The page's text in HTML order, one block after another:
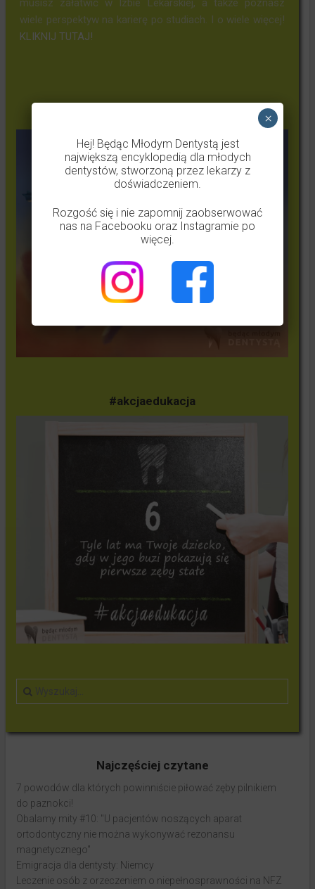
musisz załatwić w Izbie Lekarskiej, a także poznasz
wiele perspektyw na karierę po studiach. I o wiele więcej!
KLIKNIJ TUTAJ!
#akcjaedukacja
Najczęściej czytane
7 powodów dla których powinniście piłować zęby pilnikiem
do paznokci!
Obalamy mity #10: "U pacjentów noszących aparat
ortodontyczny nie można wykonywać rezonansu
magnetycznego"
Emigracja dla dentysty: Niemcy
Leczenie osób z orzeczeniem o niepełnosprawności na NFZ
Hej! Będąc Młodym Dentystą jest
największą encyklopedią dla młodych
dentystów, stworzoną przez lekarzy z
doświadczeniem.
Rozgość się i nie zapomnij zaobserwować
nas na Facebooku oraz Instagramie po
więcej.
×